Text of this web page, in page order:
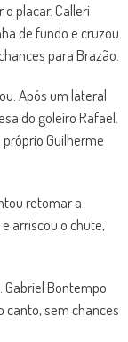
placar. Calleri
de fundo e cruzou
para Brazão.
Após um lateral
do goleiro Rafael.
Guilherme
retomar a
arriscou o chute,
Bontempo
canto, sem chances